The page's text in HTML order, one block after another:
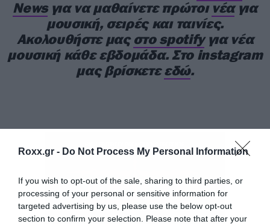
Roxx.gr - Do Not Process My Personal Information
If you wish to opt-out of the sale, sharing to third parties, or
processing of your personal or sensitive information for
targeted advertising by us, please use the below opt-out
section to confirm your selection. Please note that after your
Metallica performs live at Olympic Stadium in Athens, Greece,
on May 9, 2026
Newsγια να μαθαίνετε πρώτοι νέαγια
μουσική, σειρές και ταινίες.
Ακολουθήστε μαςστο spotifyγια νέα
μουσική κάθε εβδομάδα. Στο instagram
μας βρίσκετεεδώ.